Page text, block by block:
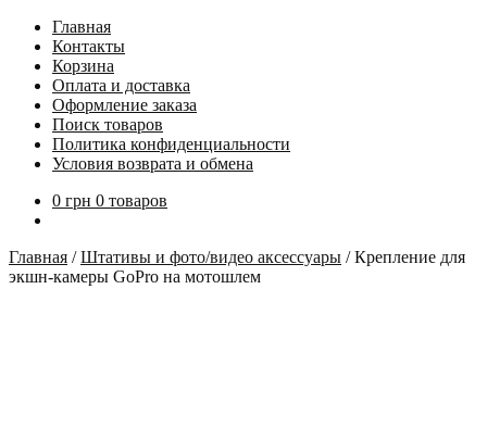
Главная
Контакты
Корзина
Оплата и доставка
Оформление заказа
Поиск товаров
Политика конфиденциальности
Условия возврата и обмена
0 грн 0 товаров
Главная /Штативы и фото/видео аксессуары /Крепление для
экшн-камеры GoPro на мотошлем